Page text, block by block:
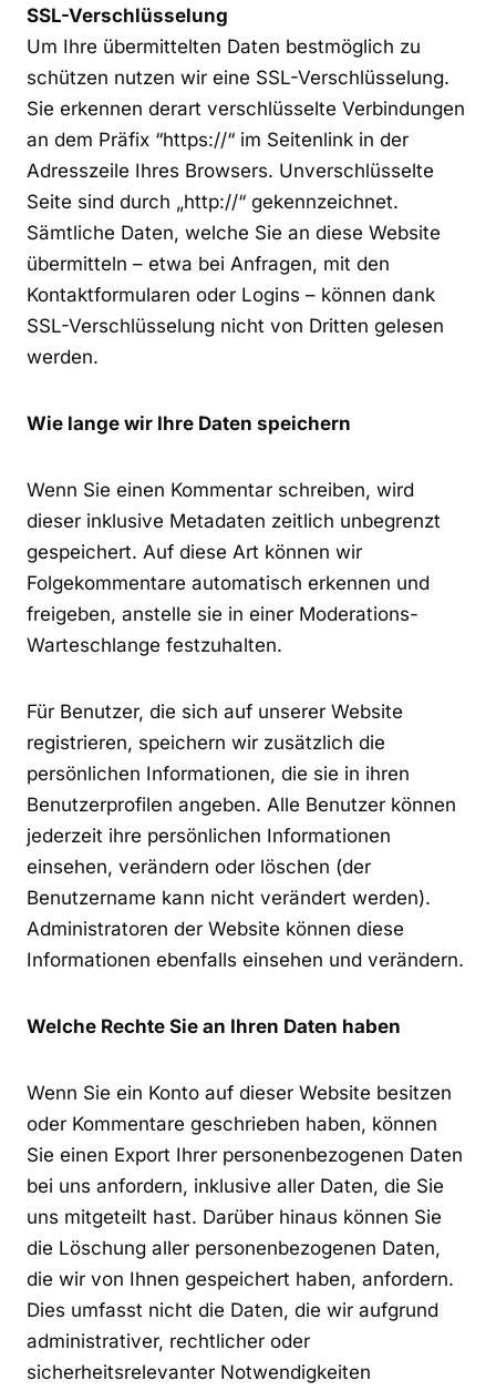
SSL-Verschlüsselung
Um Ihre übermittelten Daten bestmöglich zu
schützen nutzen wir eine SSL-Verschlüsselung.
Sie erkennen derart verschlüsselte Verbindungen
an dem Präfix “https://“ im Seitenlink in der
Adresszeile Ihres Browsers. Unverschlüsselte
Seite sind durch „http://“ gekennzeichnet.
Sämtliche Daten, welche Sie an diese Website
übermitteln – etwa bei Anfragen, mit den
Kontaktformularen oder Logins – können dank
SSL-Verschlüsselung nicht von Dritten gelesen
werden.
Wie lange wir Ihre Daten speichern
Wenn Sie einen Kommentar schreiben, wird
dieser inklusive Metadaten zeitlich unbegrenzt
gespeichert. Auf diese Art können wir
Folgekommentare automatisch erkennen und
freigeben, anstelle sie in einer Moderations-
Warteschlange festzuhalten.
Für Benutzer, die sich auf unserer Website
registrieren, speichern wir zusätzlich die
persönlichen Informationen, die sie in ihren
Benutzerprofilen angeben. Alle Benutzer können
jederzeit ihre persönlichen Informationen
einsehen, verändern oder löschen (der
Benutzername kann nicht verändert werden).
Administratoren der Website können diese
Informationen ebenfalls einsehen und verändern.
Welche Rechte Sie an Ihren Daten haben
Wenn Sie ein Konto auf dieser Website besitzen
oder Kommentare geschrieben haben, können
Sie einen Export Ihrer personenbezogenen Daten
bei uns anfordern, inklusive aller Daten, die Sie
uns mitgeteilt hast. Darüber hinaus können Sie
die Löschung aller personenbezogenen Daten,
die wir von Ihnen gespeichert haben, anfordern.
Dies umfasst nicht die Daten, die wir aufgrund
administrativer, rechtlicher oder
sicherheitsrelevanter Notwendigkeiten